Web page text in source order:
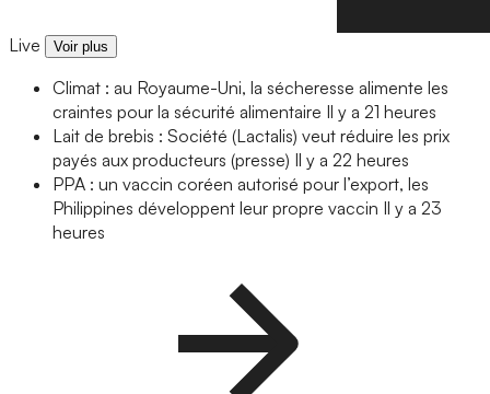
Live Voir plus
Climat : au Royaume-Uni, la sécheresse alimente les
craintes pour la sécurité alimentaire Il y a 21 heures
Lait de brebis : Société (Lactalis) veut réduire les prix
payés aux producteurs (presse) Il y a 22 heures
PPA : un vaccin coréen autorisé pour l’export, les
Philippines développent leur propre vaccin Il y a 23
heures